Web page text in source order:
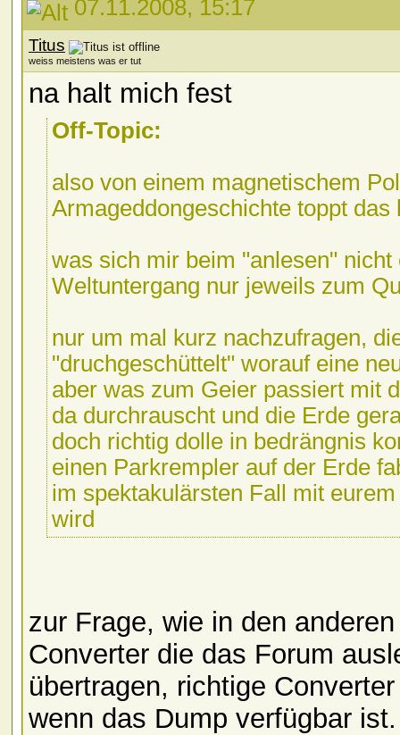
07.11.2008, 15:17
Titus
weiss meistens was er tut
na halt mich fest
Off-Topic:
also von einem magnetischem
Armageddongeschichte toppt
was sich mir beim "anlesen"
Weltuntergang nur jeweils zum
nur um mal kurz nachzufragen,
"druchgeschüttelt" worauf eine
aber was zum Geier passiert mit
da durchrauscht und die Erde
doch richtig dolle in bedrängnis
einen Parkrempler auf der Erde
im spektakulärsten Fall mit
wird
zur Frage, wie in den
Converter die das Forum
übertragen, richtige
wenn das Dump verfügbar ist.